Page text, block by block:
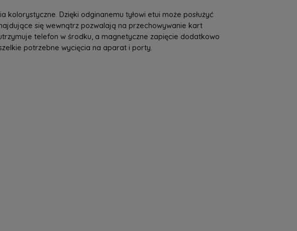
Dzięki odginanemu tyłowi etui może posłużyć
się wewnątrz pozwalają na przechowywanie kart
telefon w środku, a magnetyczne zapięcie dodatkowo
potrzebne wycięcia na aparat i porty.